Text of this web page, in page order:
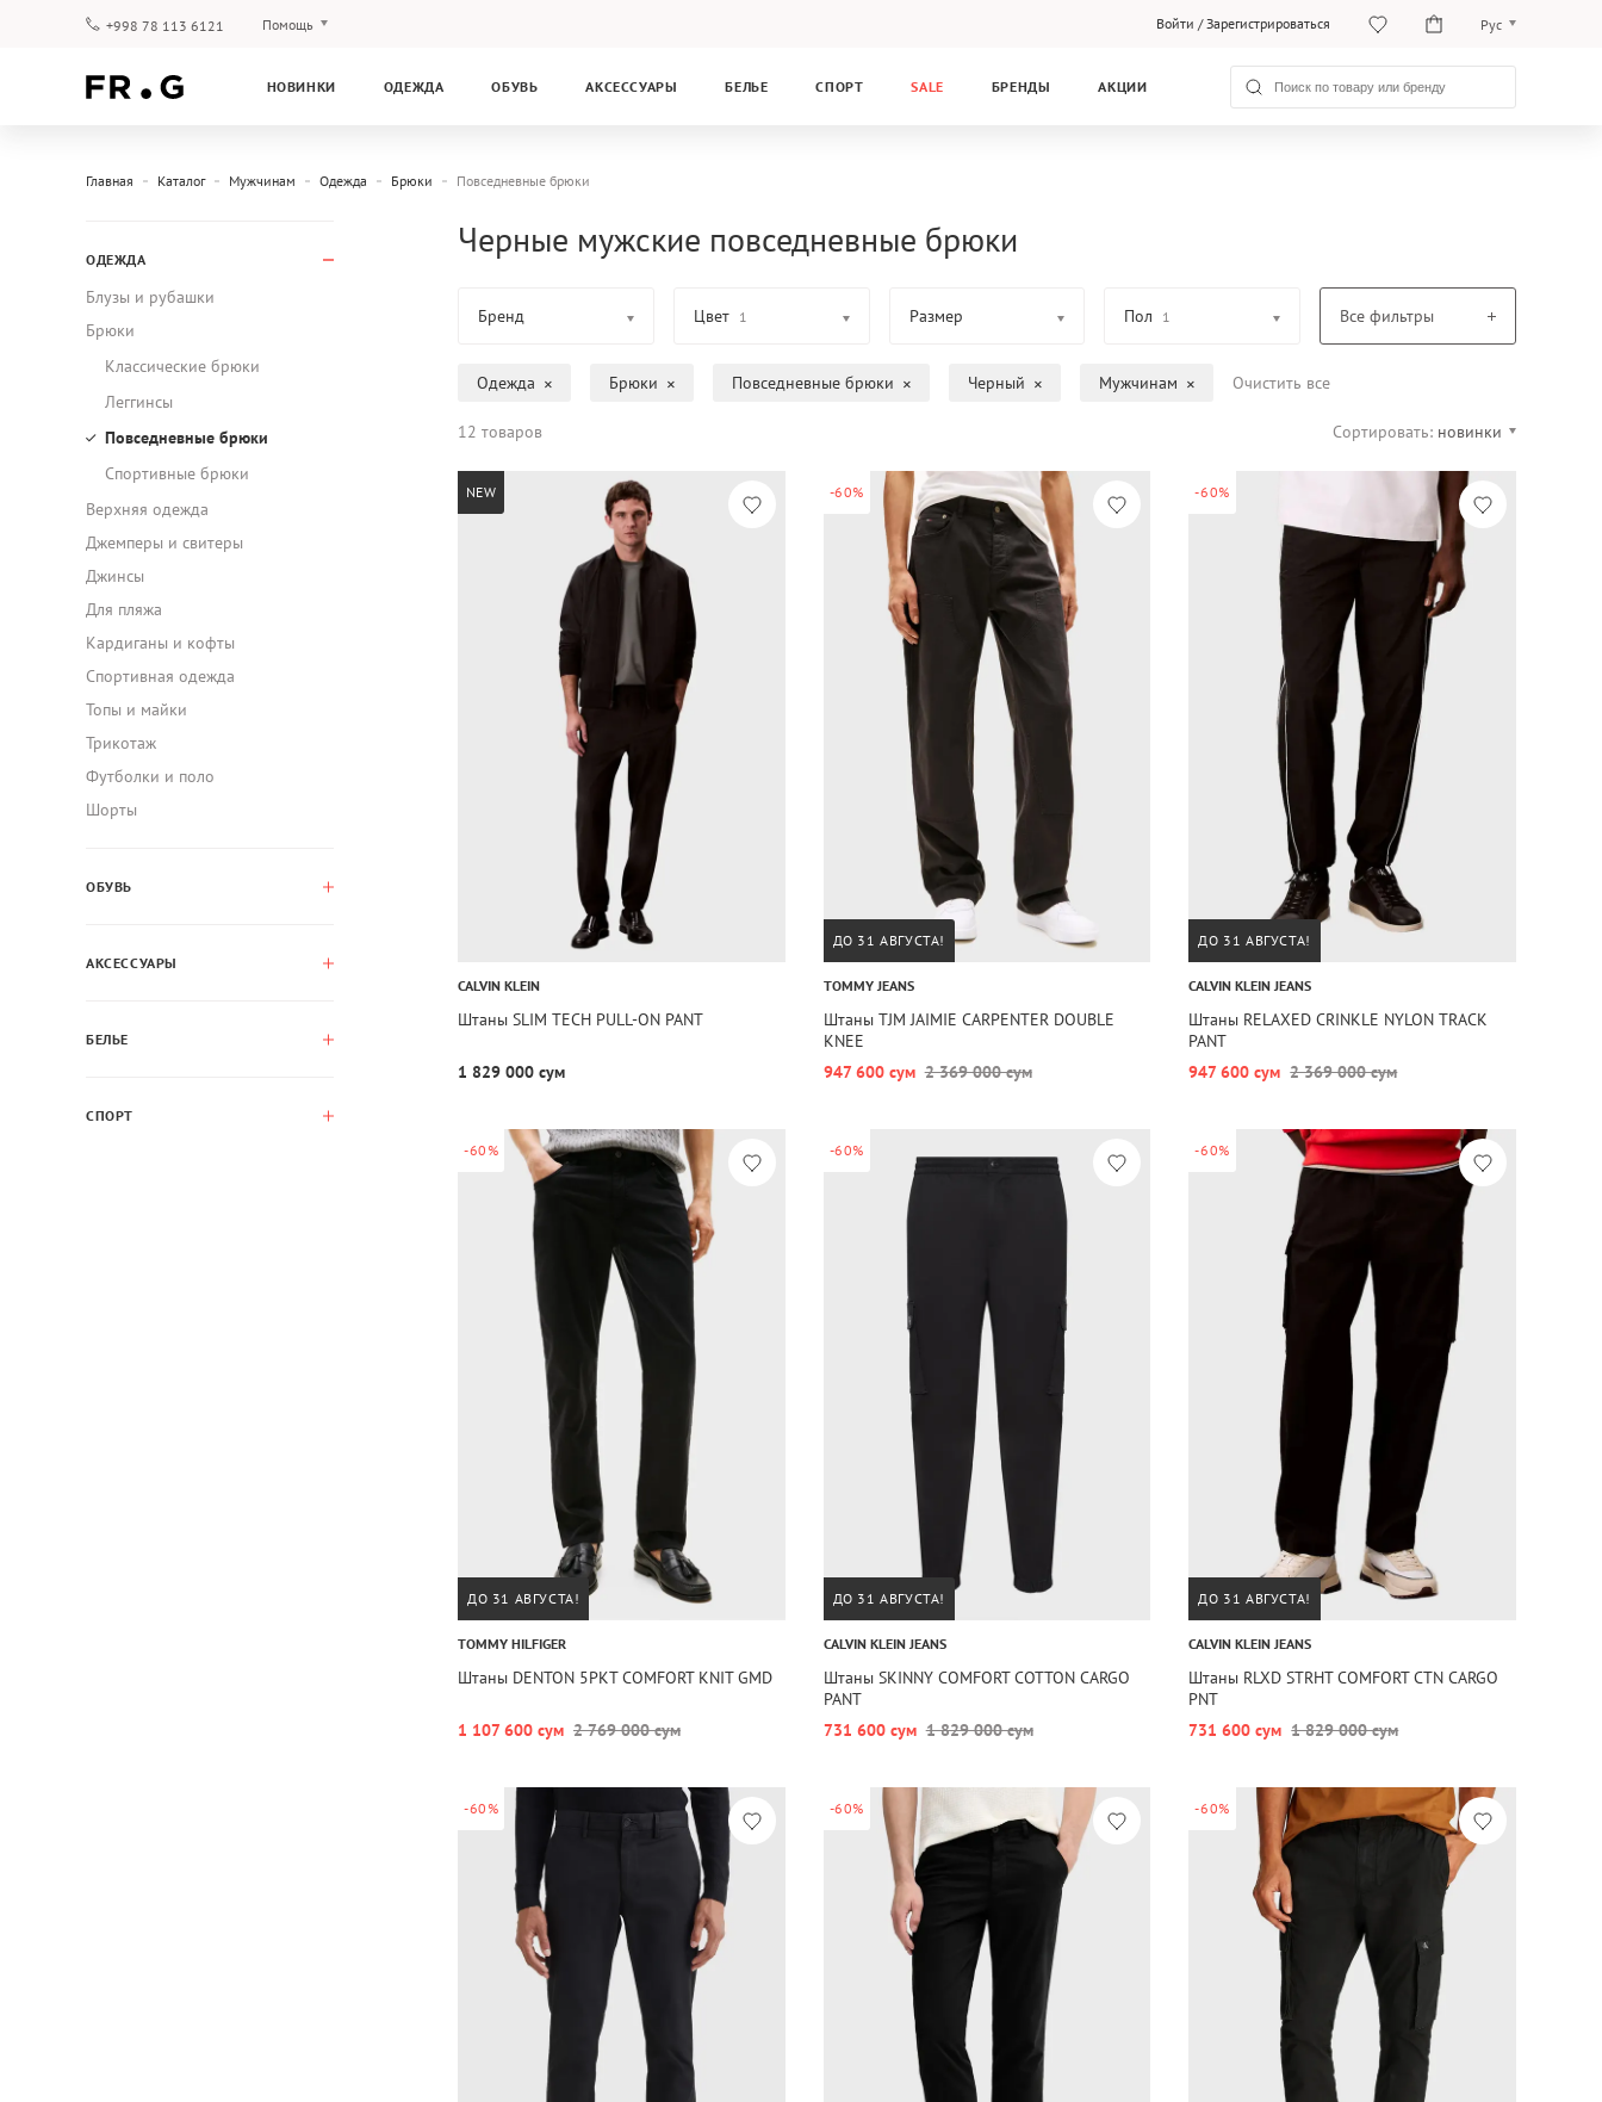
+998 78 113 6121 Помощь Войти /Зарегистрироваться Рус
Рус
НОВИНКИ ОДЕЖДА ОБУВЬ АКСЕССУАРЫ БЕЛЬЕ СПОРТ SALE БРЕНДЫ АКЦИИ
Главная Каталог Мужчинам Одежда Брюки Повседневные брюки
ОДЕЖДА
Блузы и рубашки
Брюки
Классические брюки
Леггинсы
Повседневные брюки
Спортивные брюки
Верхняя одежда
Джемперы и свитеры
Джинсы
Для пляжа
Кардиганы и кофты
Спортивная одежда
Топы и майки
Трикотаж
Футболки и поло
Шорты
ОБУВЬ
АКСЕССУАРЫ
БЕЛЬЕ
СПОРТ
Черные мужские повседневные брюки
Бренд Цвет 1 Размер Пол 1 Все фильтры
Одежда Брюки Повседневные брюки Черный Мужчинам Очистить все
12 товаров Сортировать: новинки
NEW
CALVIN KLEIN
Штаны SLIM TECH PULL-ON PANT
1 829 000 сум
-60%
ДО 31 АВГУСТА!
TOMMY JEANS
Штаны TJM JAIMIE CARPENTER DOUBLE
KNEE
947 600 сум 2 369 000 сум
-60%
ДО 31 АВГУСТА!
CALVIN KLEIN JEANS
Штаны RELAXED CRINKLE NYLON TRACK
PANT
947 600 сум 2 369 000 сум
-60%
ДО 31 АВГУСТА!
TOMMY HILFIGER
Штаны DENTON 5PKT COMFORT KNIT GMD
1 107 600 сум 2 769 000 сум
-60%
ДО 31 АВГУСТА!
CALVIN KLEIN JEANS
Штаны SKINNY COMFORT COTTON CARGO
PANT
731 600 сум 1 829 000 сум
-60%
ДО 31 АВГУСТА!
CALVIN KLEIN JEANS
Штаны RLXD STRHT COMFORT CTN CARGO
PNT
731 600 сум 1 829 000 сум
-60% -60% -60%